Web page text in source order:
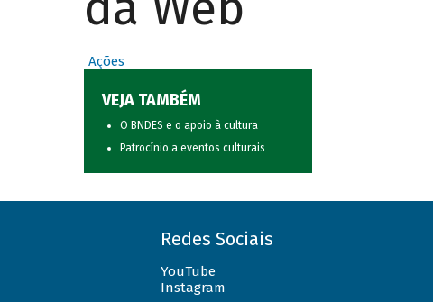
Ações
VEJA TAMBÉM
O BNDES e o apoio à cultura
Patrocínio a eventos culturais
Redes Sociais
YouTube
Instagram